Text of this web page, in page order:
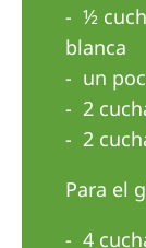
North
United
Global
½
blanca
un
2
2
Para el
4